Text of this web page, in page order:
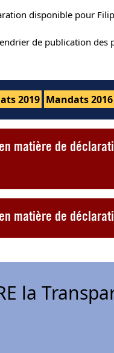
disponible pour
de publication des
2019 Mandats 2016
matière de
matière de
la